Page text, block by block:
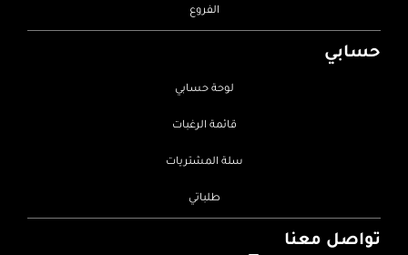
الفروع
حسابي
لوحة حسابي
قائمة الرغبات
سلة المشتريات
طلباتي
تواصل معنا